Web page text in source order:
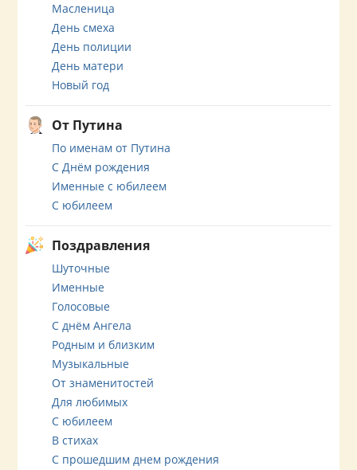
Масленица
День смеха
День полиции
День матери
Новый год
От Путина
По именам от Путина
С Днём рождения
Именные с юбилеем
С юбилеем
Поздравления
Шуточные
Именные
Голосовые
С днём Ангела
Родным и близким
Музыкальные
От знаменитостей
Для любимых
С юбилеем
В стихах
С прошедшим днем рождения